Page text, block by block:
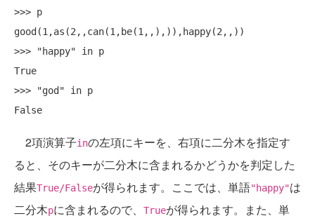
>>> p
good(1,as(2,,can(1,be(1,,),)),happy(2,,))
>>> "happy" in p
True
>>> "god" in p
2項演算子inの左項にキーを、右項に二分木を指定す
ると、そのキーが二分木に含まれるかどうかを判定した
結果True/Falseが得られます。ここでは、単語"happy"は
二分木pに含まれるので、 Trueが得られます。また、単